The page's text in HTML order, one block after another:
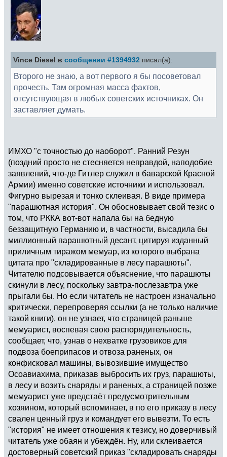
Vince Diesel в сообщении #1394932 писал(а):
Второго не знаю, а вот первого я бы посоветовал
прочесть. Там огромная масса фактов,
отсутствующая в любых советских источниках. Он
заставляет думать.
ИМХО "с точностью до наоборот". Ранний Резун
(поздний просто не стесняется неправдой, наподобие
заявлений, что-де Гитлер служил в баварской Красной
Армии) именно советские источники и использовал.
Фигурно вырезая и тонко склеивая. В виде примера
"парашютная история". Он обосновывает свой тезис о
том, что РККА вот-вот напала бы на бедную
беззащитную Германию и, в частности, высадила бы
миллионный парашютный десант, цитируя изданный
приличным тиражом мемуар, из которого выбрана
цитата про "складированные в лесу парашюты".
Читателю подсовывается объяснение, что парашюты
скинули в лесу, поскольку завтра-послезавтра уже
прыгали бы. Но если читатель не настроен изначально
критически, перепроверяя ссылки (а не только наличие
такой книги), он не узнает, что страницей раньше
мемуарист, воспевая свою распорядительность,
сообщает, что, узнав о нехватке грузовиков для
подвоза боеприпасов и отвоза раненых, он
конфисковал машины, вывозившие имущество
Осоавиахима, приказав выбросить их груз, парашюты,
в лесу и возить снаряды и раненых, а страницей позже
мемуарист уже предстаёт предусмотрительным
хозяином, который вспоминает, в по его приказу в лесу
свален ценный груз и командует его вывезти. То есть
"история" не имеет отношения к тезису, но доверчивый
читатель уже обаян и убеждён. Ну, или склеивается
достоверный советский приказ "складировать снаряды